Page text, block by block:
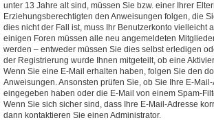
unter 13 Jahre alt sind, müssen Sie bzw. einer Ihrer
Erziehungsberechtigten den Anweisungen folgen, die
dies nicht der Fall ist, muss Ihr Benutzerkonto vielleicht
einigen Foren müssen alle neu angemeldeten
werden – entweder müssen Sie dies selbst erledigen
der Registrierung wurde Ihnen mitgeteilt, ob eine
Wenn Sie eine E-Mail erhalten haben, folgen Sie den
Anweisungen. Ansonsten prüfen Sie, ob Sie Ihre E-
eingegeben haben oder die E-Mail von einem Spam-
Wenn Sie sich sicher sind, dass Ihre E-Mail-Adresse
dann kontaktieren Sie einen Administrator.